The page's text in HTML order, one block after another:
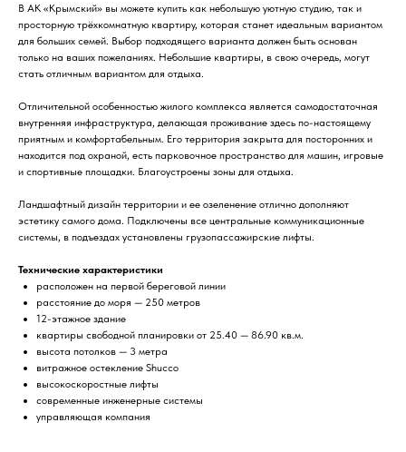
В АК «Крымский» вы можете купить как небольшую уютную студию, так и
просторную трёхкомнатную квартиру, которая станет идеальным вариантом
для больших семей. Выбор подходящего варианта должен быть основан
только на ваших пожеланиях. Небольшие квартиры, в свою очередь, могут
стать отличным вариантом для отдыха.
Отличительной особенностью жилого комплекса является самодостаточная
внутренняя инфраструктура, делающая проживание здесь по-настоящему
приятным и комфортабельным. Его территория закрыта для посторонних и
находится под охраной, есть парковочное пространство для машин, игровые
и спортивные площадки. Благоустроены зоны для отдыха.
Ландшафтный дизайн территории и ее озеленение отлично дополняют
эстетику самого дома. Подключены все центральные коммуникационные
системы, в подъездах установлены грузопассажирские лифты.
Технические характеристики
расположен на первой береговой линии
расстояние до моря — 250 метров
12-этажное здание
квартиры свободной планировки от 25.40 — 86.90 кв.м.
высота потолков — 3 метра
витражное остекление Shucco
высокоскоростные лифты
современные инженерные системы
управляющая компания